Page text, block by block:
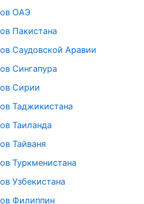
ОАЭ
Пакистана
Саудовской Аравии
Сингапура
Сирии
Таджикистана
Таиланда
Тайваня
Туркменистана
Узбекистана
Филиппин